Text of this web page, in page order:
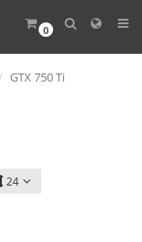
0
GTX 750 Ti
24